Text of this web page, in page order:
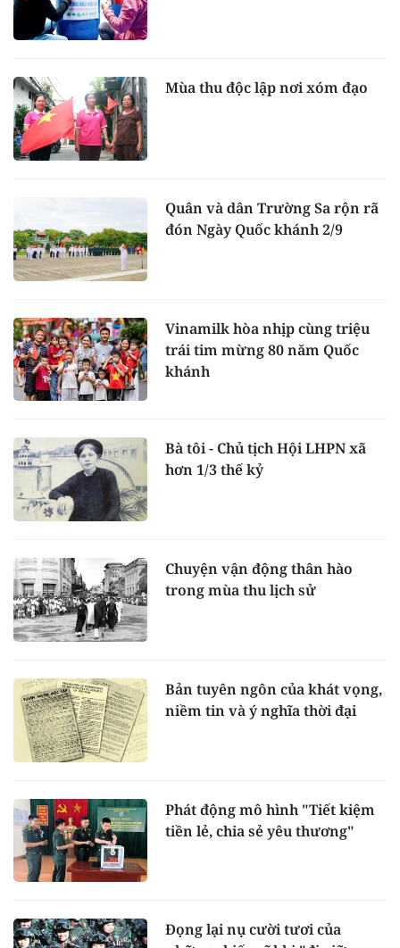
Mùa thu độc lập nơi xóm đạo
Quân và dân Trường Sa rộn rã
đón Ngày Quốc khánh 2/9
Vinamilk hòa nhịp cùng triệu
trái tim mừng 80 năm Quốc
khánh
Bà tôi - Chủ tịch Hội LHPN xã
hơn 1/3 thế kỷ
Chuyện vận động thân hào
trong mùa thu lịch sử
Bản tuyên ngôn của khát vọng,
niềm tin và ý nghĩa thời đại
Phát động mô hình "Tiết kiệm
tiền lẻ, chia sẻ yêu thương"
Đọng lại nụ cười tươi của